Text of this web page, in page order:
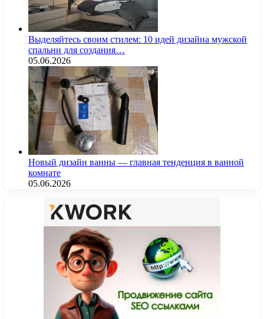
Выделяйтесь своим стилем: 10 идей дизайна мужской
спальни для создания…
05.06.2026
Новый дизайн ванны — главная тенденция в ванной
комнате
05.06.2026